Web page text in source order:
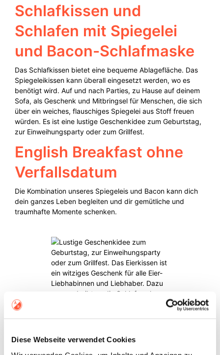
Diese Webseite verwendet Cookies
Schlafkissen und
Schlafen mit Spiegelei
und Bacon-Schlafmaske
Das Schlafkissen bietet eine bequeme Ablagefläche. Das
Spiegeleikissen kann überall eingesetzt werden, wo es
benötigt wird. Auf und nach Parties, zu Hause auf deinem
Sofa, als Geschenk und Mitbringsel für Menschen, die sich
über ein weiches, flauschiges Spiegelei aus Stoff freuen
würden. Es ist eine lustige Geschenkidee zum Geburtstag,
zur Einweihungsparty oder zum Grillfest.
English Breakfast ohne
Verfallsdatum
Die Kombination unseres Spiegeleis und Bacon kann dich
dein ganzes Leben begleiten und dir gemütliche und
traumhafte Momente schenken.